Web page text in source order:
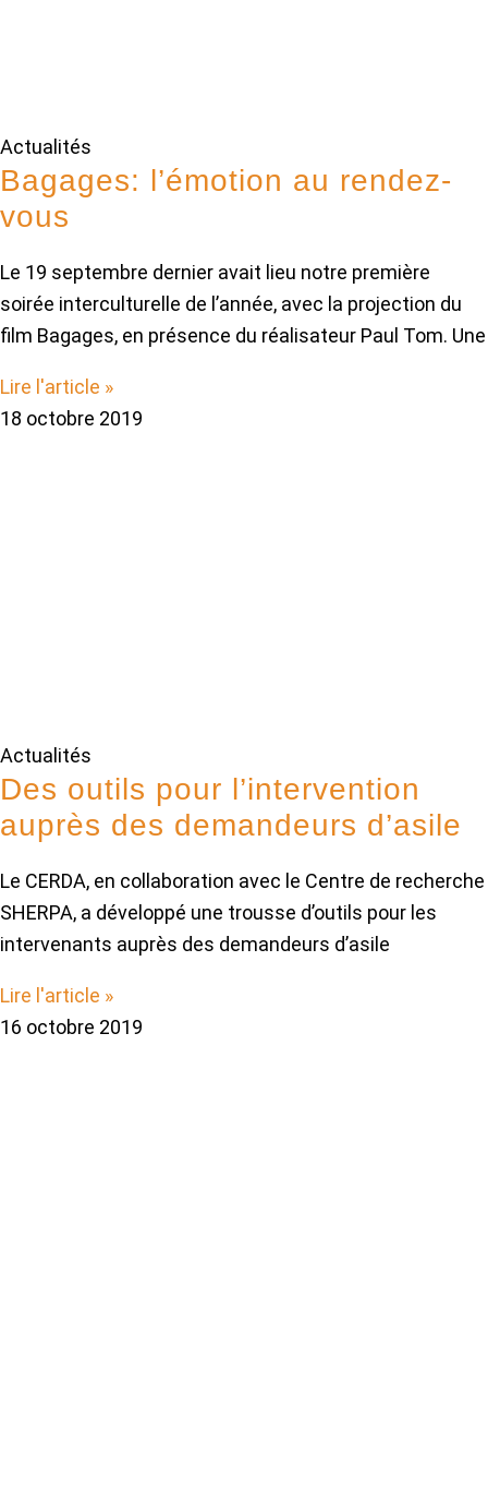
Actualités
Bagages: l’émotion au rendez-
vous
Le 19 septembre dernier avait lieu notre première
soirée interculturelle de l’année, avec la projection du
film Bagages, en présence du réalisateur Paul Tom. Une
Lire l'article »
18 octobre 2019
Actualités
Des outils pour l’intervention
auprès des demandeurs d’asile
Le CERDA, en collaboration avec le Centre de recherche
SHERPA, a développé une trousse d’outils pour les
intervenants auprès des demandeurs d’asile
Lire l'article »
16 octobre 2019